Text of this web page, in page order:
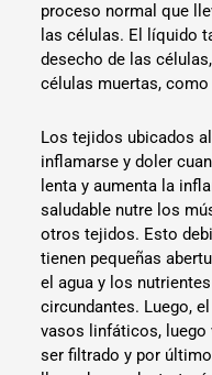
proceso normal que
las células. El líquido
desecho de las
células muertas,
Los tejidos ubicados
inflamarse y doler
lenta y aumenta la
saludable nutre los
otros tejidos. Esto
tienen pequeñas
el agua y los
circundantes. Luego,
vasos linfáticos,
ser filtrado y por